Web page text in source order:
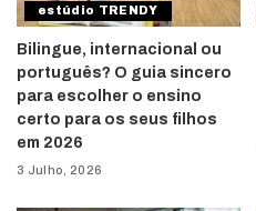
estúdio TRENDY
Bilingue, internacional ou
português? O guia sincero
para escolher o ensino
certo para os seus filhos
em 2026
3 Julho, 2026